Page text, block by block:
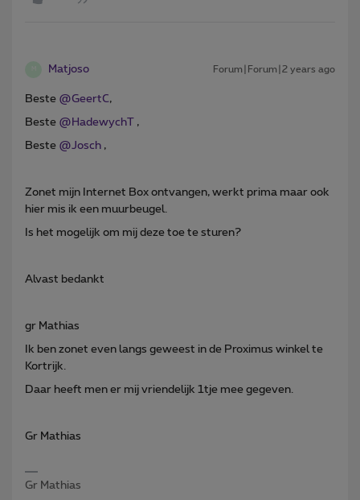
Matjoso Forum|Forum|2 years ago
Beste @GeertC,
Beste @HadewychT ,
Beste @Josch ,
Zonet mijn Internet Box ontvangen, werkt prima maar ook
hier mis ik een muurbeugel.
Is het mogelijk om mij deze toe te sturen?
Alvast bedankt
gr Mathias
Ik ben zonet even langs geweest in de Proximus winkel te
Kortrijk.
Daar heeft men er mij vriendelijk 1tje mee gegeven.
Gr Mathias
Gr Mathias